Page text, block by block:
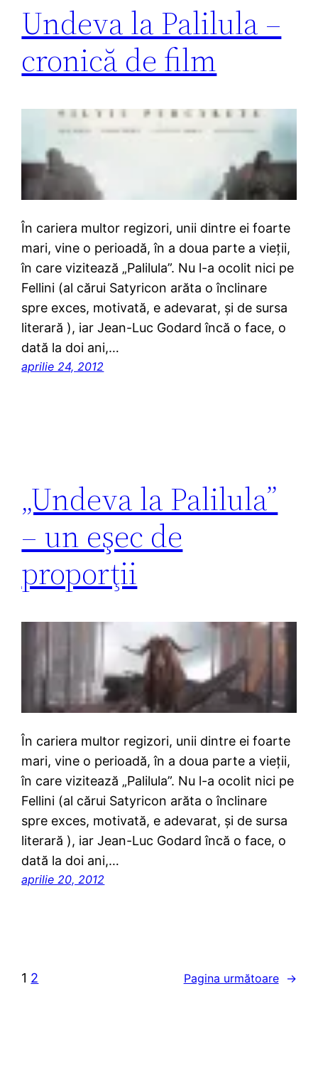
Undeva la Palilula –
cronică de film
În cariera multor regizori, unii dintre ei foarte
mari, vine o perioadă, în a doua parte a vieţii,
în care vizitează „Palilula”. Nu l-a ocolit nici pe
Fellini (al cărui Satyricon arăta o înclinare
spre exces, motivată, e adevarat, şi de sursa
literară ), iar Jean-Luc Godard încă o face, o
dată la doi ani,…
aprilie 24, 2012
„Undeva la Palilula”
– un eşec de
proporţii
În cariera multor regizori, unii dintre ei foarte
mari, vine o perioadă, în a doua parte a vieţii,
în care vizitează „Palilula”. Nu l-a ocolit nici pe
Fellini (al cărui Satyricon arăta o înclinare
spre exces, motivată, e adevarat, şi de sursa
literară ), iar Jean-Luc Godard încă o face, o
dată la doi ani,…
aprilie 20, 2012
1 2 Pagina următoare →